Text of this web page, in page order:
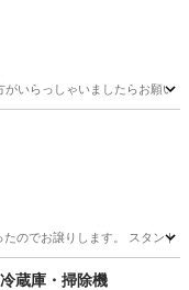
いらっしゃいましたらお願い
コーダー
のでお譲りします。 スタン
蔵庫・掃除機